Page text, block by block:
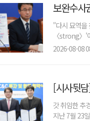
"다시 묘역을
〈strong〉'
2026-08-08
[시사뒷
갓 취임한 추
지난 7월 23